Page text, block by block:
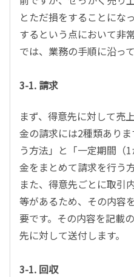
とただ損をすることにな
するという点において非
では、業務の手順に沿っ
3-1. 請求
まず、得意先に対して売
金の請求には2種類あり
う方法」と「一定期間（
金をまとめて請求を行う
また、得意先ごとに取引
等があるため、その内容
要です。その内容を記載
先に対して送付します。
3-1. 回収